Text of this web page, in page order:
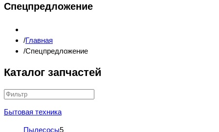
Спецпредложение
Главная
Спецпредложение
Каталог запчастей
Бытовая техника
Пылесосы5